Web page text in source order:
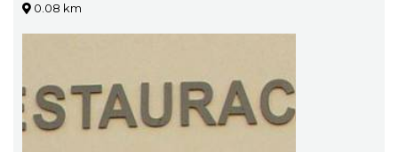
0.08 km